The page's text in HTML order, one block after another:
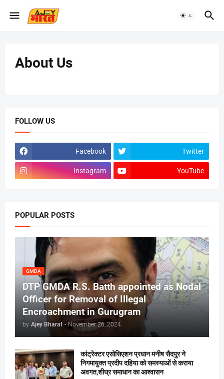
About Us
FOLLOW US
Facebook Twitter
Instagram YouTube
POPULAR POSTS
GMDA
DTP GMDA R.S. Batth appointed as Nodal
Officer for Removal of Illegal
Encroachment in Gurugram
by Ajey Bharat - November 26, 2024
कांट्रेक्टर एसोसिएशन प्रधान मनीष सैदपुर ने
निगमायुक्त प्रदीप दहिया को समस्याओं से कराया
अवगत,शीघ्र समाधान का आश्वासन